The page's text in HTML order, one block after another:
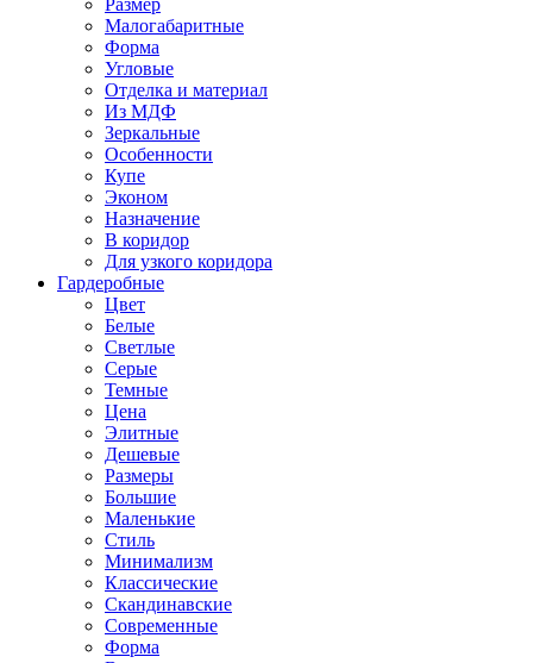
Размер
Малогабаритные
Форма
Угловые
Отделка и материал
Из МДФ
Зеркальные
Особенности
Купе
Эконом
Назначение
В коридор
Для узкого коридора
Гардеробные
Цвет
Белые
Светлые
Серые
Темные
Цена
Элитные
Дешевые
Размеры
Большие
Маленькие
Стиль
Минимализм
Классические
Скандинавские
Современные
Форма